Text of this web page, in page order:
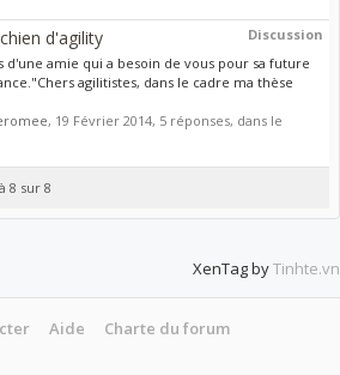
Discussion
d'agility
d'une amie qui a besoin de vous pour sa future
agilitistes, dans le cadre ma thèse
, 19 Février 2014, 5 réponses, dans le
8 sur 8
XenTag byTinhte.vn
Aide Charte du forum